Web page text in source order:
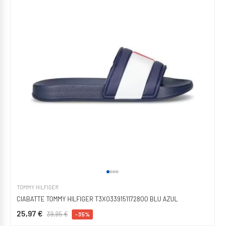
TOMMY HILFIGER
CIABATTE TOMMY HILFIGER T3X0339151172800 BLU AZUL
25,97 € 39,95 € -35%